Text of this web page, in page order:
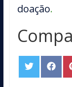
doação.
Share
Twitter